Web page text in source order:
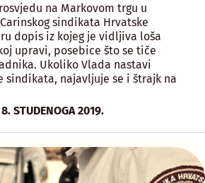
na Markovom trgu u
sindikata Hrvatske
dopis iz kojeg je vidljiva loša
upravi, posebice što se tiče
Ukoliko Vlada nastavi
sindikata, najavljuje se i štrajk na
8. STUDENOGA 2019.